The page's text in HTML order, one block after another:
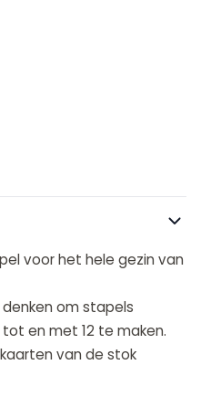
voor het hele gezin van
om stapels
en met 12 te maken.
van de stok